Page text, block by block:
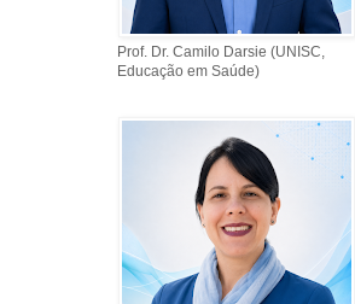
Prof. Dr. Camilo Darsie (UNISC,
Educação em Saúde)